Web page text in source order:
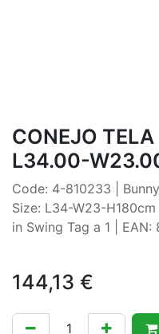
CONEJO
L34.00-
Code: 4-810233 |
Size: L34-W23-
in Swing Tag a 1 |
144,13 €